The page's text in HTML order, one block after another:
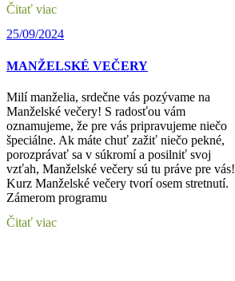
Čitať viac
25/09/2024
MANŽELSKÉ VEČERY
Milí manželia, srdečne vás pozývame na
Manželské večery! S radosťou vám
oznamujeme, že pre vás pripravujeme niečo
špeciálne. Ak máte chuť zažiť niečo pekné,
porozprávať sa v súkromí a posilniť svoj
vzťah, Manželské večery sú tu práve pre vás!
Kurz Manželské večery tvorí osem stretnutí.
Zámerom programu
Čitať viac